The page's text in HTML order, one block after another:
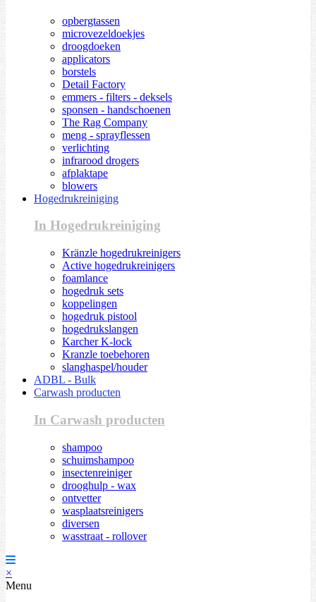
opbergtassen
microvezeldoekjes
droogdoeken
applicators
borstels
Detail Factory
emmers - filters - deksels
sponsen - handschoenen
The Rag Company
meng - sprayflessen
verlichting
infrarood drogers
afplaktape
blowers
Hogedrukreiniging
In Hogedrukreiniging
Kränzle hogedrukreinigers
Active hogedrukreinigers
foamlance
hogedruk sets
koppelingen
hogedruk pistool
hogedrukslangen
Karcher K-lock
Kranzle toebehoren
slanghaspel/houder
ADBL - Bulk
Carwash producten
In Carwash producten
shampoo
schuimshampoo
insectenreiniger
drooghulp - wax
ontvetter
wasplaatsreinigers
diversen
wasstraat - rollover
×
Menu